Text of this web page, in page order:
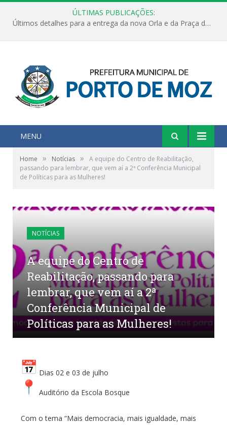
ÚLTIMAS PUBLICAÇÕES:
Últimos detalhes para a entrega da nova Orla e da Praça do Praião
MENU
Home » Notícias »
A equipe do Centro de Reabilitação,
passando para lembrar, que vem aí a 2ª Conferência Municipal
de Políticas para as Mulheres!
NOTÍCIAS
A equipe do Centro de
Reabilitação, passando para
lembrar, que vem aí a 2ª
Conferência Municipal de
Políticas para as Mulheres!
Dias 02 e 03 de julho
Auditório da Escola Bosque
Com o tema “Mais democracia, mais igualdade, mais